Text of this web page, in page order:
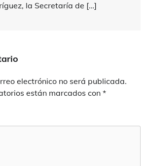
la Secretaría de […]
electrónico no será publicada.
están marcados con *